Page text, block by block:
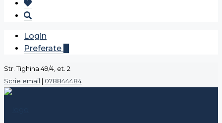
Login
Preferate
Str. Tighina 49/4, et. 2
Scrie email | 078844484